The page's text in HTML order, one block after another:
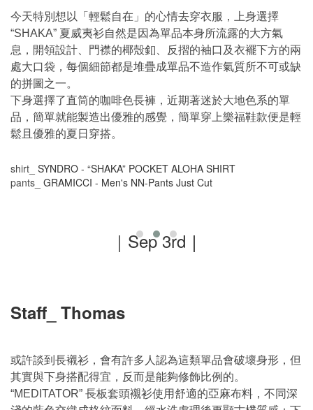
今天特別想以「輕鬆自在」的心情去穿衣服，上身選擇
“SHAKA” 夏威夷衫自然是因為單品本身所流露的大方氣
息，開領設計、門襟的椰殼釦、反摺的袖口及衣襬下方的兩
處大口袋，每個細節都是堆疊成單品不造作氣質所不可或缺
的拼圖之一。
下身選擇了直筒的咖啡色長褲，近期著迷於大地色系的單
品，簡單就能製造出優雅的感覺，簡單穿上樂福鞋款便是輕
鬆且優雅的夏日穿搭。
shirt_ SYNDRO - “SHAKA” POCKET ALOHA SHIRT
pants_ GRAMICCI - Men's NN-Pants Just Cut
｜Sep 3rd ｜
Staff_ Thomas
或許談到長襯衫，會有許多人認為這類單品會破壞身形，但
其實與下身搭配得宜，反而是能夠修飾比例的。
“MEDITATOR” 長板套頭襯衫使用舒適的亞麻布料，不同深